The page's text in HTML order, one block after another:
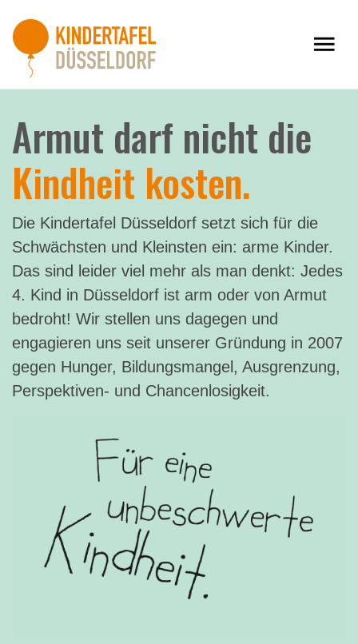
Armut darf nicht die
Kindheit kosten.
Die Kindertafel Düsseldorf setzt sich für die
Schwächsten und Kleinsten ein: arme Kinder.
Das sind leider viel mehr als man denkt: Jedes
4. Kind in Düsseldorf ist arm oder von Armut
bedroht! Wir stellen uns dagegen und
engagieren uns seit unserer Gründung in 2007
gegen Hunger, Bildungsmangel, Ausgrenzung,
Perspektiven- und Chancenlosigkeit.